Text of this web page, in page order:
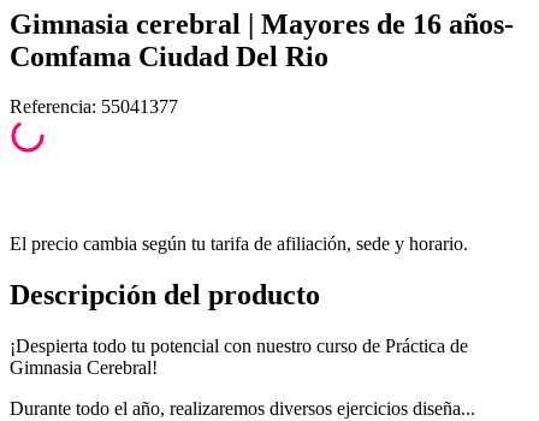
Gimnasia cerebral | Mayores de 16 años-
Comfama Ciudad Del Rio
Referencia: 55041377
El precio cambia según tu tarifa de afiliación, sede y horario.
Descripción del producto
¡Despierta todo tu potencial con nuestro curso de Práctica de
Gimnasia Cerebral!
Durante todo el año, realizaremos diversos ejercicios diseña...